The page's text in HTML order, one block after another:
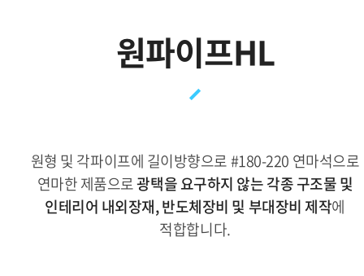
원파이프HL
원형 및 각파이프에 길이방향으로 #180-220 연마석으로
연마한 제품으로광택을 요구하지 않는 각종 구조물 및
인테리어 내외장재, 반도체장비 및 부대장비 제작에
적합합니다.